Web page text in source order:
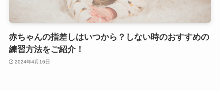
赤ちゃんの指差しはいつから？しない時のおすすめの
練習方法をご紹介！
2024年4月16日